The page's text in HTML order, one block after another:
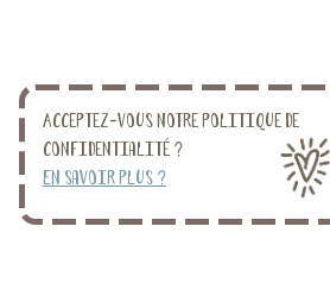
Acceptez-vous notre politique de
confidentialité ?
En savoir plus ?